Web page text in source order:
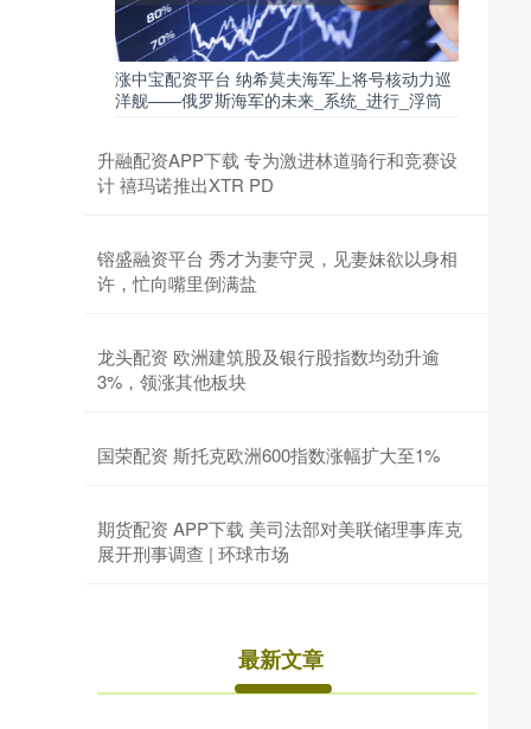
涨中宝配资平台 纳希莫夫海军上将号核动力巡
洋舰——俄罗斯海军的未来_系统_进行_浮筒
升融配资APP下载 专为激进林道骑行和竞赛设
计 禧玛诺推出XTR PD
镕盛融资平台 秀才为妻守灵，见妻妹欲以身相
许，忙向嘴里倒满盐
龙头配资 欧洲建筑股及银行股指数均劲升逾
3%，领涨其他板块
国荣配资 斯托克欧洲600指数涨幅扩大至1%
期货配资 APP下载 美司法部对美联储理事库克
展开刑事调查 | 环球市场
最新文章